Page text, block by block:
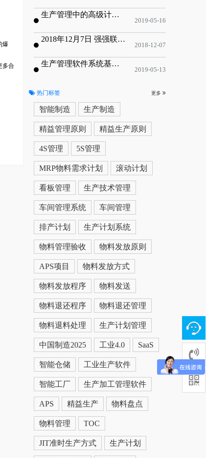
爆
多合
生产管理中的高级计划与排程优化
2019-05-16
2018年12月7日 强强联手，共同推进电子器件领域APS应用典范 风华高科生产自动化工业互联网应用项目-APS项目启动会
2018-12-07
生产管理软件系统基于信息化的解决方案
2019-05-13
热门标签 更多
智能制造 生产制造
精益管理原则 精益生产原则
4S管理 5S管理
MRP物料需求计划 滚动计划
看板管理 生产技术管理
车间管理系统 车间管理
排产计划 生产计划系统
物料管理验收 物料发放原则
APS项目 物料发放方式
物料发放程序 物料发送
物料退还程序 物料退还管理
物料退料处理 生产计划管理
中国制造2025 工业4.0 SaaS
智能仓储 工业生产软件
智能工厂 生产加工管理软件
APS 精益生产 物料盘点
物料管理 TOC
JIT准时生产方式 生产计划